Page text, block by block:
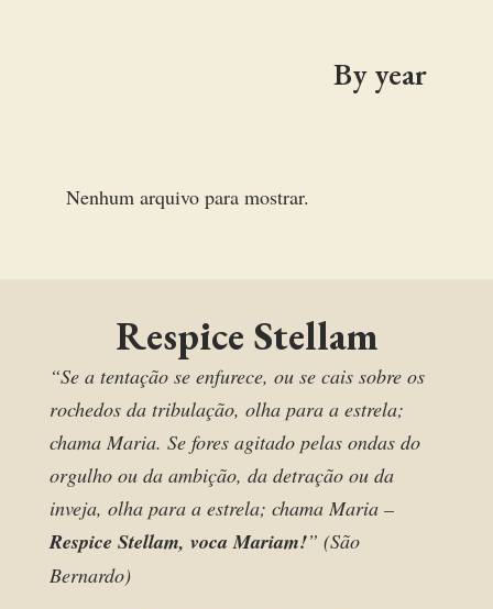
By year
Nenhum arquivo para mostrar.
Respice Stellam
“Se a tentação se enfurece, ou se cais sobre os
rochedos da tribulação, olha para a estrela;
chama Maria. Se fores agitado pelas ondas do
orgulho ou da ambição, da detração ou da
inveja, olha para a estrela; chama Maria –
Respice Stellam, voca Mariam!” (São
Bernardo)